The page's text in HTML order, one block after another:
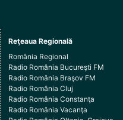
Reţeaua Regională
România Regional
Radio România Bucureşti FM
Radio România Braşov FM
Radio România Cluj
Radio România Constanţa
Radio România Vacanţa